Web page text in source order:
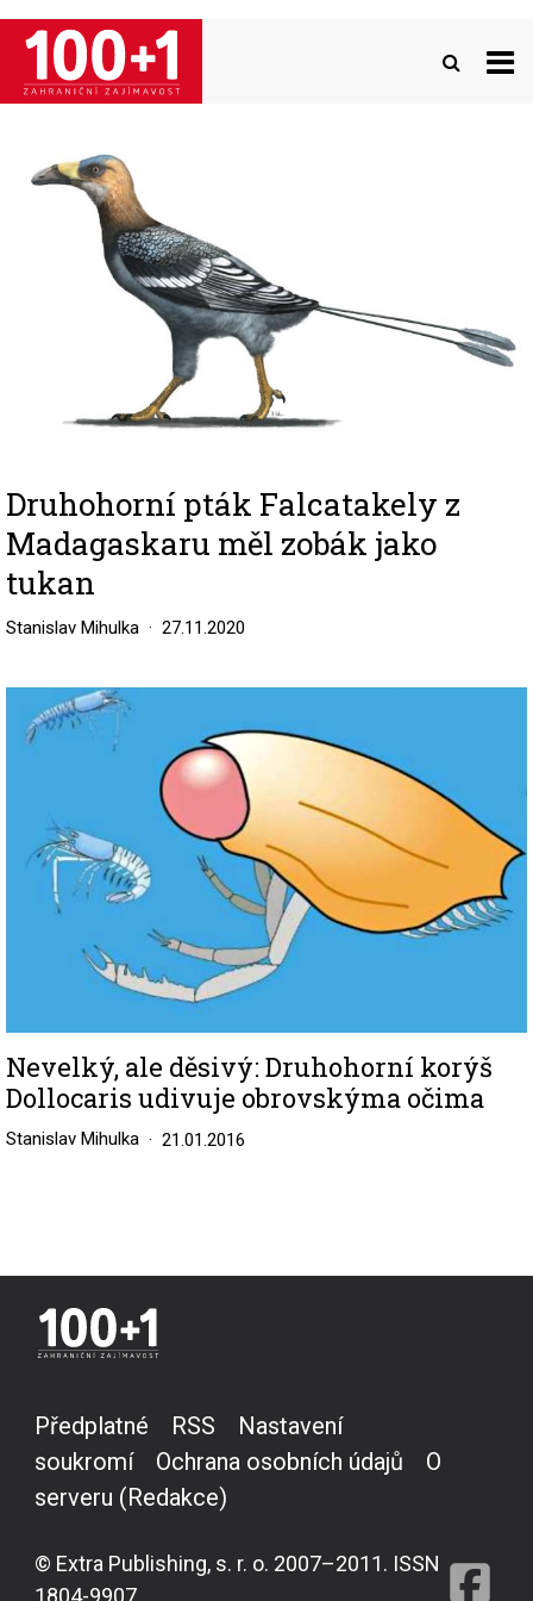
Přejít
hlavnímu
obsahu
Druhohorní pták Falcatakely z
Madagaskaru měl zobák jako
tukan
Stanislav Mihulka 27.11.2020
Image
Nevelký, ale děsivý: Druhohorní korýš
Dollocaris udivuje obrovskýma očima
Stanislav Mihulka 21.01.2016
Předplatné RSS
Nastavení
soukromí
Ochrana osobních údajů
O
serveru (Redakce)
© Extra Publishing, s. r. o. 2007–2011. ISSN
1804-9907